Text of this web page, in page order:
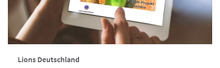
Lions Deutschland